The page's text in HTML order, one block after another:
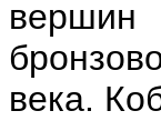
вершин
века.